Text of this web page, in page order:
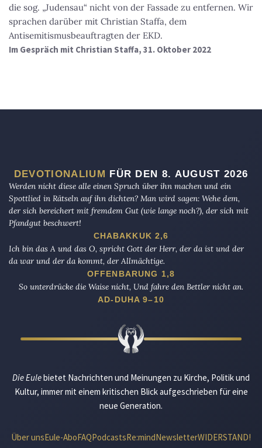
die sog. „Judensau“ nicht von der Fassade zu entfernen. Wir
sprachen darüber mit Christian Staffa, dem
Antisemitismusbeauftragten der EKD.
Im Gespräch mit Christian Staffa, 31. Oktober 2022
DEVOTIONALIUM
FÜR DEN 8. AUGUST 2026
Werden nicht diese alle einen Spruch über ihn machen und ein
Spottlied in Rätseln auf ihn dichten? Man wird sagen: Wehe dem,
der sich bereichert mit fremdem Gut (wie lange noch?), der sich mit
Pfandgut beschwert!
CHABAKKUK 2,6
Ich bin das A und das O, spricht Gott der Herr, der da ist und der
da war und der da kommt, der Allmächtige.
OFFENBARUNG 1,8
So unterdrücke die Waise nicht, Und fahre den Bettler nicht an.
AD-DUHA 9–10
Die Eulebietet Nachrichten und Meinungen zu Kirche, Politik und
Kultur, immer mit einem kritischen Blick aufgeschrieben für eine
neue Generation.
Über unsEule-AboFAQPodcastsRe:mindNewsletterWIDERSTAND!